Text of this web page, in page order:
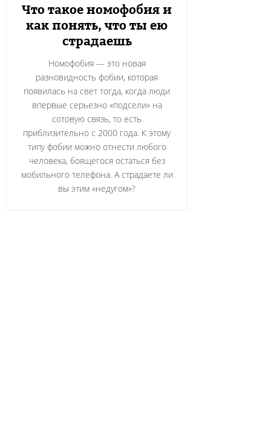
Что такое номофобия и
как понять, что ты ею
страдаешь
Номофобия — это новая
разновидность фобии, которая
появилась на свет тогда, когда люди
впервые серьезно «подсели» на
сотовую связь, то есть
приблизительно с 2000 года. К этому
типу фобии можно отнести любого
человека, боящегося остаться без
мобильного телефона. А страдаете ли
вы этим «недугом»?